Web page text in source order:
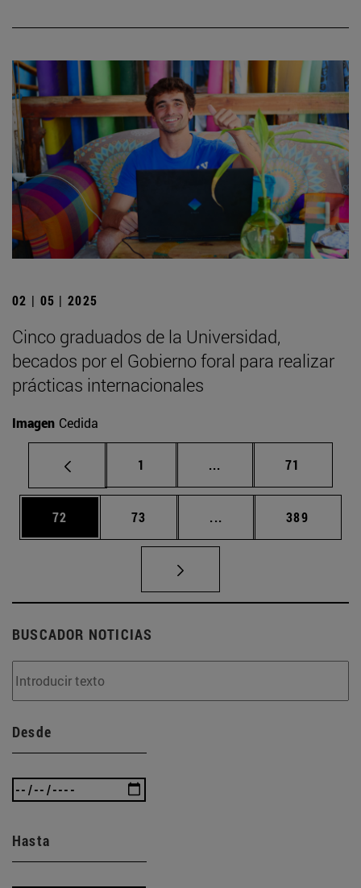
02 | 05 | 2025
Cinco graduados de la Universidad,
becados por el Gobierno foral para realizar
prácticas internacionales
Imagen Cedida
Página
1 ... Páginas intermedias
Página
71
Página
72 Página
73 ... Páginas intermedias
Página
389
BUSCADOR NOTICIAS
Desde
Hasta